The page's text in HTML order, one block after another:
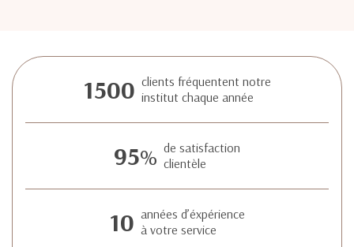
1500 clients fréquentent notre
institut chaque année
95% de satisfaction
clientèle
10 années d’éxpérience
à votre service